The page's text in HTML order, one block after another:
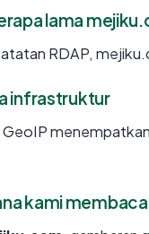
lama
RDAP,
infrastruktur
GeoIP menempatkan
kami